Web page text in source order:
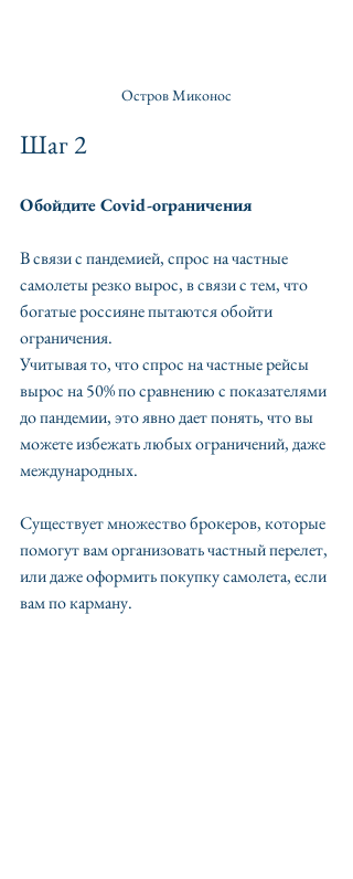
Остров Миконос
Шаг 2
Обойдите Covid-ограничения
В связи с пандемией, спрос на частные
самолеты резко вырос, в связи с тем, что
богатые россияне пытаются обойти
ограничения.
Учитывая то, что спрос на частные рейсы
вырос на 50% по сравнению с показателями
до пандемии, это явно дает понять, что вы
можете избежать любых ограничений, даже
международных.
Существует множество брокеров, которые
помогут вам организовать частный перелет,
или даже оформить покупку самолета, если
вам по карману.